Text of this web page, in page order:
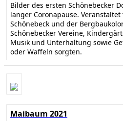
Bilder des ersten Schönebecker
langer Coronapause. Veranstaltet
Schönebeck und der
Schönebecker Vereine,
Musik und Unterhaltung sowie
oder Waffeln sorgten.
Maibaum 2021